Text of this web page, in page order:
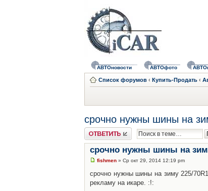
АВТОновости АВТОфото
Список форумов ‹ Купить-Продать ‹
срочно нужны шины на
Ответить
срочно нужны шины на
fishmen » Ср окт 29, 2014 12:19 pm
срочно нужны шины на зиму 225/
рекламу на икаре. :!: